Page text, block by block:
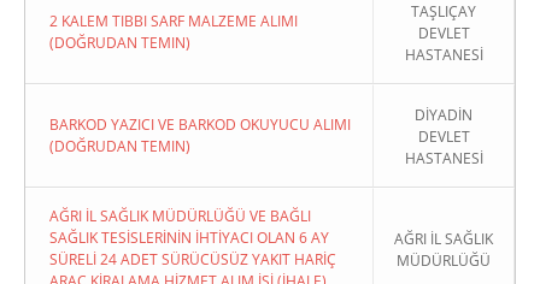
2 KALEM TIBBI SARF MALZEME ALIMI
(DOĞRUDAN TEMIN)
TAŞLIÇAY
DEVLET
HASTANESİ
BARKOD YAZICI VE BARKOD OKUYUCU ALIMI
(DOĞRUDAN TEMIN)
DİYADİN
DEVLET
HASTANESİ
AĞRI İL SAĞLIK MÜDÜRLÜĞÜ VE BAĞLI
SAĞLIK TESİSLERİNİN İHTİYACI OLAN 6 AY
SÜRELİ 24 ADET SÜRÜCÜSÜZ YAKIT HARİÇ
AĞRI İL SAĞLIK
MÜDÜRLÜĞÜ